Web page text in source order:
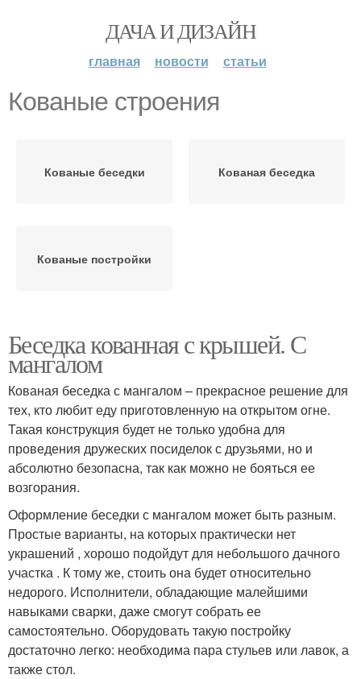
ДАЧА И ДИЗАЙН
главная новости статьи
Кованые строения
Кованые беседки Кованая беседка
Кованые постройки
Беседка кованная с крышей. С
мангалом
Кованая беседка с мангалом – прекрасное решение для
тех, кто любит еду приготовленную на открытом огне.
Такая конструкция будет не только удобна для
проведения дружеских посиделок с друзьями, но и
абсолютно безопасна, так как можно не бояться ее
возгорания.
Оформление беседки с мангалом может быть разным.
Простые варианты, на которых практически нет
украшений , хорошо подойдут для небольшого дачного
участка . К тому же, стоить она будет относительно
недорого. Исполнители, обладающие малейшими
навыками сварки, даже смогут собрать ее
самостоятельно. Оборудовать такую постройку
достаточно легко: необходима пара стульев или лавок, а
также стол.